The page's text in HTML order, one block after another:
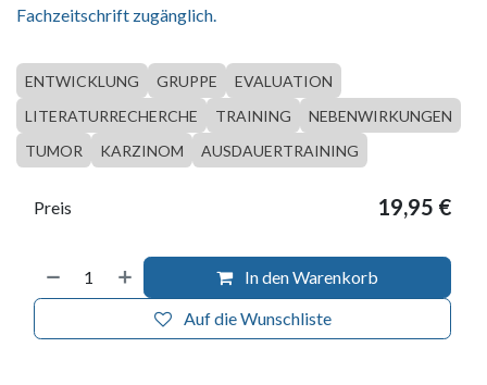
Fachzeitschrift zugänglich.
ENTWICKLUNG GRUPPE
EVALUATION
LITERATURRECHERCHE
TRAINING
NEBENWIRKUNGEN
TUMOR
KARZINOM AUSDAUERTRAINING
In den Warenkorb
Auf die Wunschliste
Preis 19,95 €